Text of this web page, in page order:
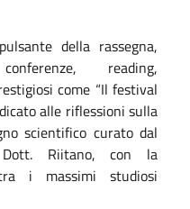
della rassegna,
reading,
come “Il festival
alle riflessioni sulla
scientifico curato dal
Riitano, con la
i massimi studiosi